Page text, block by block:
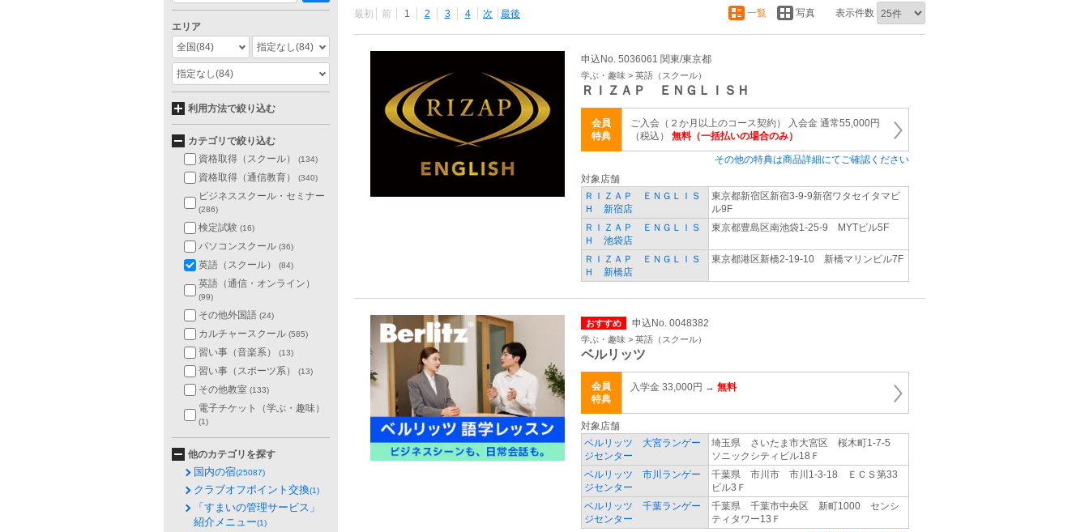
最初 前 1 2 3 4 次 最後 一覧 写真 表示件数
申込No. 5036061 関東/東京都
学ぶ・趣味 > 英語（スクール）
ＲＩＺＡＰ ＥＮＧＬＩＳＨ
会員
特典
ご入会（２か月以上のコース契約） 入会金 通常55,000円
（税込） 無料（一括払いの場合のみ）
その他の特典は商品詳細にてご確認ください
対象店舗
ＲＩＺＡＰ ＥＮＧＬＩＳ
Ｈ 新宿店
東京都新宿区新宿3-9-9新宿ワタセイタマビ
ル9F
ＲＩＺＡＰ ＥＮＧＬＩＳ
Ｈ 池袋店
東京都豊島区南池袋1-25-9 MYTビル5F
ＲＩＺＡＰ ＥＮＧＬＩＳ
Ｈ 新橋店
東京都港区新橋2-19-10 新橋マリンビル7F
おすすめ 申込No. 0048382
学ぶ・趣味 > 英語（スクール）
ベルリッツ
会員
特典
入学金 33,000円 → 無料
対象店舗
ベルリッツ 大宮ランゲー
ジセンター
埼玉県 さいたま市大宮区 桜木町1‐7‐5
ソニックシティビル18Ｆ
ベルリッツ 市川ランゲー
ジセンター
千葉県 市川市 市川1‐3‐18 ＥＣＳ第33
ビル3Ｆ
ベルリッツ 千葉ランゲー
ジセンター
千葉県 千葉市中央区 新町1000 センシ
ティタワー13Ｆ
エリア
全国(84) 指定なし(84)
指定なし(84)
利用方法で絞り込む
カテゴリで絞り込む
資格取得（スクール）
(134)
資格取得（通信教育） (340)
ビジネススクール・セミナー
(286)
検定試験 (16)
パソコンスクール (36)
英語（スクール） (84)
英語（通信・オンライン）
(99)
その他外国語 (24)
カルチャースクール (585)
習い事（音楽系） (13)
習い事（スポーツ系） (13)
その他教室 (133)
電子チケット（学ぶ・趣味）
(1)
他のカテゴリを探す
国内の宿(25087)
クラブオフポイント交換(1)
「すまいの管理サービス」
紹介メニュー(1)